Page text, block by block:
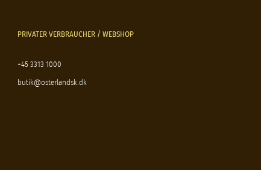
PRIVATER VERBRAUCHER / WEBSHOP
+45 3313 1000
butik@osterlandsk.dk